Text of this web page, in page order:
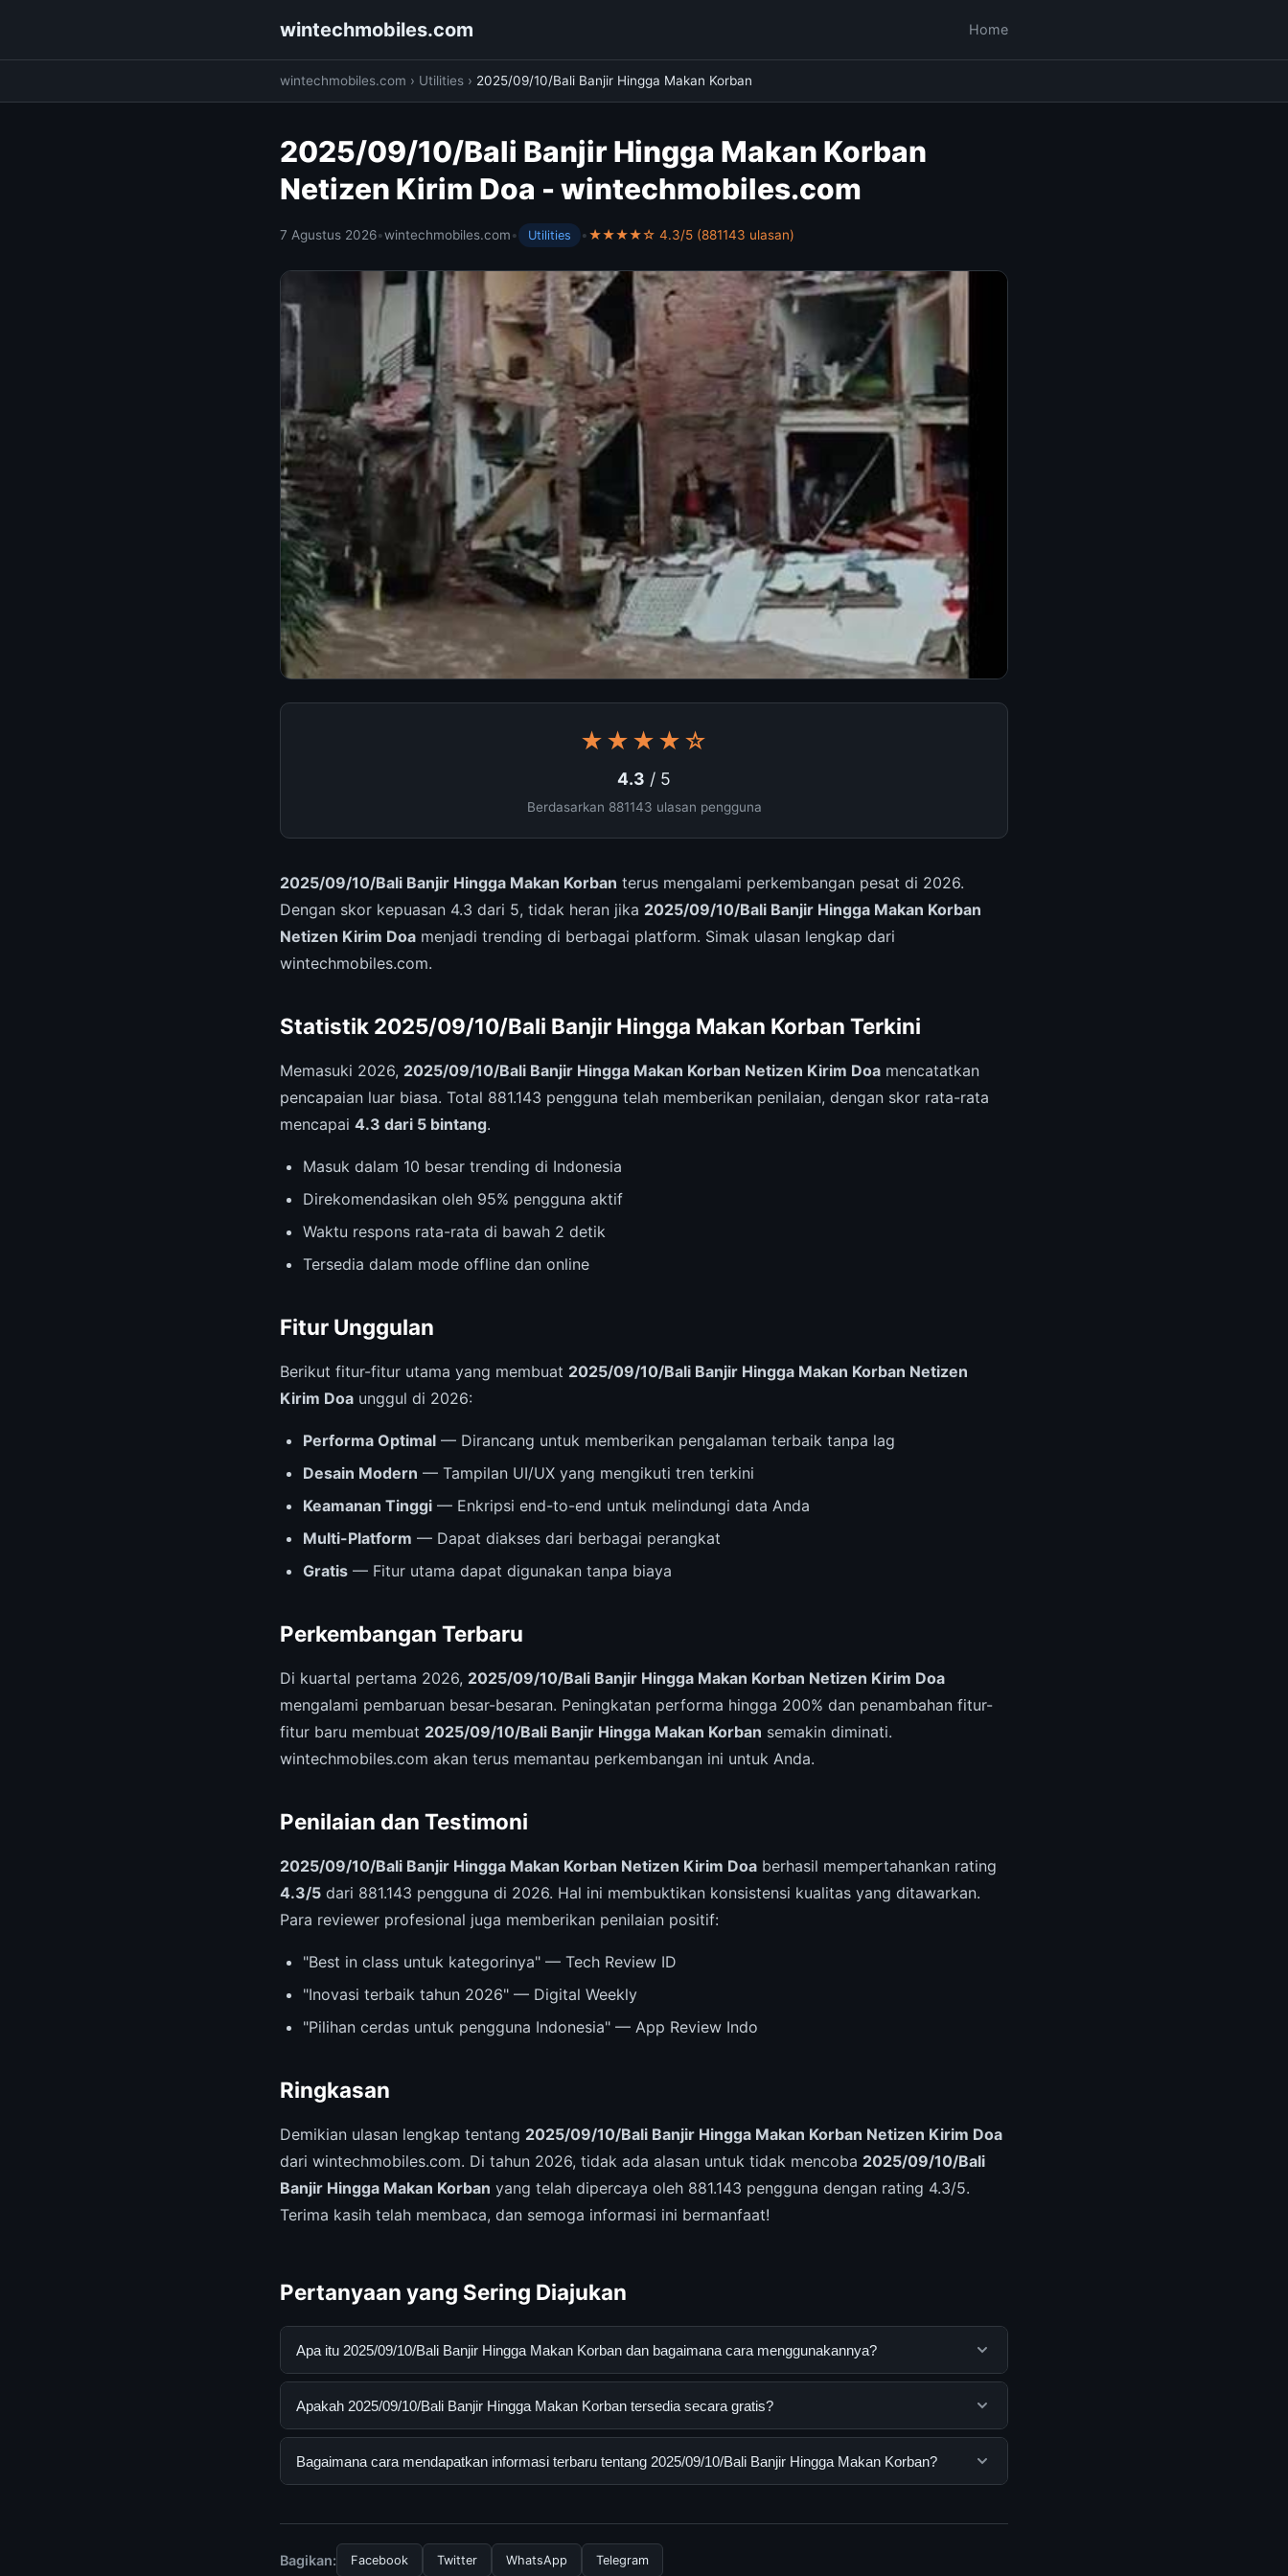
wintechmobiles.com Home
wintechmobiles.com › Utilities › 2025/09/10/Bali Banjir Hingga Makan Korban
2025/09/10/Bali Banjir Hingga Makan Korban
Netizen Kirim Doa - wintechmobiles.com
7 Agustus 2026•wintechmobiles.com• Utilities •★★★★☆ 4.3/5 (881143 ulasan)
★★★★☆
4.3 / 5
Berdasarkan 881143 ulasan pengguna
2025/09/10/Bali Banjir Hingga Makan Korban terus mengalami perkembangan pesat di 2026.
Dengan skor kepuasan 4.3 dari 5, tidak heran jika 2025/09/10/Bali Banjir Hingga Makan Korban
Netizen Kirim Doa menjadi trending di berbagai platform. Simak ulasan lengkap dari
wintechmobiles.com.
Statistik 2025/09/10/Bali Banjir Hingga Makan Korban Terkini
Memasuki 2026, 2025/09/10/Bali Banjir Hingga Makan Korban Netizen Kirim Doa mencatatkan
pencapaian luar biasa. Total 881.143 pengguna telah memberikan penilaian, dengan skor rata-rata
mencapai 4.3 dari 5 bintang.
Masuk dalam 10 besar trending di Indonesia
Direkomendasikan oleh 95% pengguna aktif
Waktu respons rata-rata di bawah 2 detik
Tersedia dalam mode offline dan online
Fitur Unggulan
Berikut fitur-fitur utama yang membuat 2025/09/10/Bali Banjir Hingga Makan Korban Netizen
Kirim Doa unggul di 2026:
Performa Optimal — Dirancang untuk memberikan pengalaman terbaik tanpa lag
Desain Modern — Tampilan UI/UX yang mengikuti tren terkini
Keamanan Tinggi — Enkripsi end-to-end untuk melindungi data Anda
Multi-Platform — Dapat diakses dari berbagai perangkat
Gratis — Fitur utama dapat digunakan tanpa biaya
Perkembangan Terbaru
Di kuartal pertama 2026, 2025/09/10/Bali Banjir Hingga Makan Korban Netizen Kirim Doa
mengalami pembaruan besar-besaran. Peningkatan performa hingga 200% dan penambahan fitur-
fitur baru membuat 2025/09/10/Bali Banjir Hingga Makan Korban semakin diminati.
wintechmobiles.com akan terus memantau perkembangan ini untuk Anda.
Penilaian dan Testimoni
2025/09/10/Bali Banjir Hingga Makan Korban Netizen Kirim Doa berhasil mempertahankan rating
4.3/5 dari 881.143 pengguna di 2026. Hal ini membuktikan konsistensi kualitas yang ditawarkan.
Para reviewer profesional juga memberikan penilaian positif:
"Best in class untuk kategorinya" — Tech Review ID
"Inovasi terbaik tahun 2026" — Digital Weekly
"Pilihan cerdas untuk pengguna Indonesia" — App Review Indo
Ringkasan
Demikian ulasan lengkap tentang 2025/09/10/Bali Banjir Hingga Makan Korban Netizen Kirim Doa
dari wintechmobiles.com. Di tahun 2026, tidak ada alasan untuk tidak mencoba 2025/09/10/Bali
Banjir Hingga Makan Korban yang telah dipercaya oleh 881.143 pengguna dengan rating 4.3/5.
Terima kasih telah membaca, dan semoga informasi ini bermanfaat!
Pertanyaan yang Sering Diajukan
Apa itu 2025/09/10/Bali Banjir Hingga Makan Korban dan bagaimana cara menggunakannya?
2025/09/10/Bali Banjir Hingga Makan Korban adalah layanan digital yang dirancang untuk membantu
mengunjungi situs resmi dan mengikuti panduan yang tersedia.
Apakah 2025/09/10/Bali Banjir Hingga Makan Korban tersedia secara gratis?
Ya, 2025/09/10/Bali Banjir Hingga Makan Korban dapat diakses secara gratis oleh semua pengguna. Tidak
Bagaimana cara mendapatkan informasi terbaru tentang 2025/09/10/Bali Banjir Hingga Makan Korban?
dan terpercaya.
Bagikan: Facebook Twitter WhatsApp Telegram